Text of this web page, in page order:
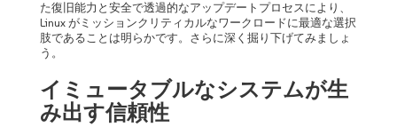
た復旧能力と安全で透過的なアップデートプロセスにより、
Linux がミッションクリティカルなワークロードに最適な選択
肢であることは明らかです。さらに深く掘り下げてみましょ
う。
イミュータブルなシステムが生
み出す信頼性